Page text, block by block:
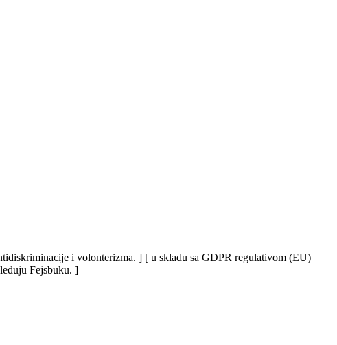
i volonterizma. ] [ u skladu sa GDPR regulativom (EU)
Fejsbuku. ]